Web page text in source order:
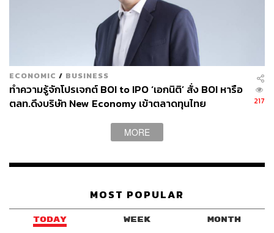
ADVANC ทุ่ม 32,420 ล้านบาท เข้าซื้อกิจการ 3BB จาก
กางแผน ‘โอ้กะจู๋’ หลังมี OR เป็นแบ็กอัป เดินหน้าขยาย
สาขาเพิ่มเป็น 60 แห่ง ขายผักสดและบุก CLMV ก่อน IP
O ในปี 2567
สามารถติดตาม THE STANDARD WEALTH
ECONOMIC / BUSINESS
ทำความรู้จักโปรเจกต์ BOI to IPO ‘เอกนิติ’ สั่ง BOI หารือ
ตลท.ดึงบริษัท New Economy เข้าตลาดทุนไทย
217
MORE
MOST POPULAR
TODAY WEEK MONTH